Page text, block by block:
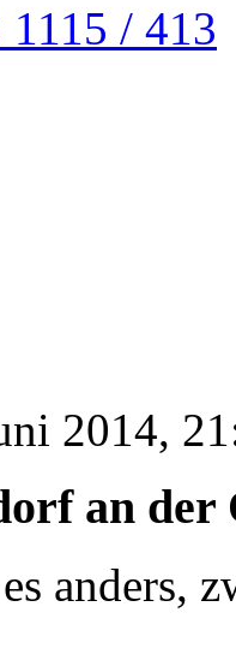
1115 / 413
2014,
an der
anders,